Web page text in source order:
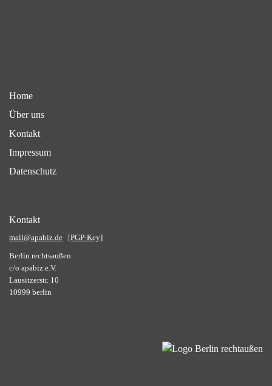
Home
Über uns
Kontakt
Impressum
Datenschutz
Kontakt
mail@apabiz.de [PGP-Key]
Berlin rechtsaußen
c/o apabiz e.V.
Lausitzerstr. 10
10999 berlin